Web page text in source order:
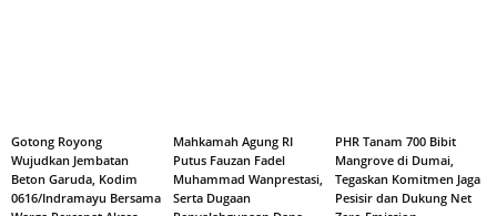
Gotong Royong
Wujudkan Jembatan
Beton Garuda, Kodim
0616/Indramayu Bersama
Mahkamah Agung RI
Putus Fauzan Fadel
Muhammad Wanprestasi,
Serta Dugaan
PHR Tanam 700 Bibit
Mangrove di Dumai,
Tegaskan Komitmen Jaga
Pesisir dan Dukung Net